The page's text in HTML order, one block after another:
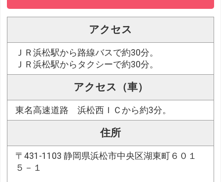
アクセス
ＪＲ浜松駅から路線バスで約30分。
ＪＲ浜松駅からタクシーで約30分。
アクセス（車）
東名高速道路 浜松西ＩＣから約3分。
住所
〒431-1103 静岡県浜松市中央区湖東町６０１
５－１